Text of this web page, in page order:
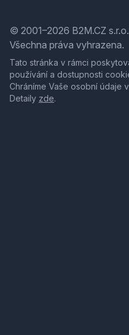
© 2001–2026 B2M.CZ
Všechna práva vyhrazena.
Tato stránka v rámci
používání a dostupnosti
Chráníme Vaše osobní údaje
Detaily zde.